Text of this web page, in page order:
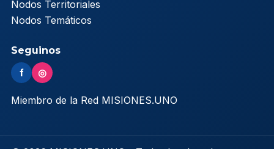
Nodos Territoriales
Nodos Temáticos
Seguinos
f ◎
Miembro de la Red MISIONES.UNO